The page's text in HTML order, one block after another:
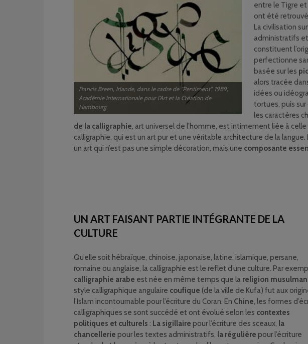
Francis Breen, Irlande, dans le cadre de “Pentiment”, 1989,
Académie Internationale pour l’Art et la Création de
Hambourg.
entre le Tigre et
ont été
La civilisation
administratifs et
constituent
perfectionne
basée sur les
alors tracée
idées ou
tortues, puis sur
les caractères
de la calligraphie, art universel de l’homme, est intimement liée à celle
calligraphie, qui est un art pur et une véritable architecture de la
un art qui n’est pas une simple décoration, mais une composante
UN ART FAISANT PARTIE INTÉGRANTE DE LA
CULTURE
Qu’elle soit hébraïque, chinoise, japonaise, latine, islamique, persane,
romaine ou anglaise, la calligraphie est le reflet d’une culture. Par
calligraphie arabe est née en même temps que la religion
style calligraphique angulaire coufique (de la ville de Kufa) fut aux
l’Islam incontournable pour l’écriture du Coran. En Chine, les formes
calligraphiques se sont succédé et ont évolué selon les contextes
politiques et culturels : La sigillaire pour l’écriture des sceaux, la
chancellerie pour les textes administratifs, la régulière pour l’écriture